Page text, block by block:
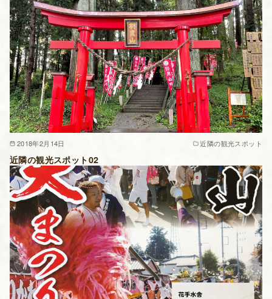
2018年2月14日 近隣の観光スポット
近隣の観光スポット02